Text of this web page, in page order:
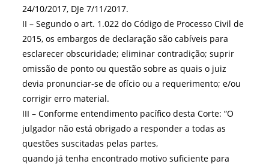
24/10/2017, DJe 7/11/2017.
II – Segundo o art. 1.022 do Código de Processo Civil de
2015, os embargos de declaração são cabíveis para
esclarecer obscuridade; eliminar contradição; suprir
omissão de ponto ou questão sobre as quais o juiz
devia pronunciar-se de ofício ou a requerimento; e/ou
corrigir erro material.
III – Conforme entendimento pacífico desta Corte: “O
julgador não está obrigado a responder a todas as
questões suscitadas pelas partes,
quando já tenha encontrado motivo suficiente para